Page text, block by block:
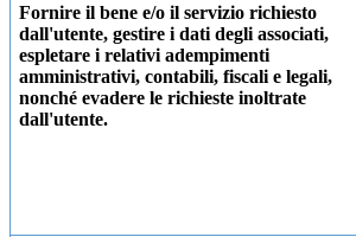
Fornire il bene e/o il servizio richiesto
dall'utente, gestire i dati degli associati,
espletare i relativi adempimenti
amministrativi, contabili, fiscali e legali,
nonché evadere le richieste inoltrate
dall'utente.